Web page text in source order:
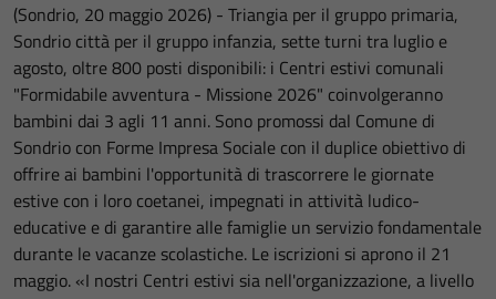
(Sondrio, 20 maggio 2026) - Triangia per il gruppo primaria,
Sondrio città per il gruppo infanzia, sette turni tra luglio e
agosto, oltre 800 posti disponibili: i Centri estivi comunali
"Formidabile avventura - Missione 2026" coinvolgeranno
bambini dai 3 agli 11 anni. Sono promossi dal Comune di
Sondrio con Forme Impresa Sociale con il duplice obiettivo di
offrire ai bambini l'opportunità di trascorrere le giornate
estive con i loro coetanei, impegnati in attività ludico-
educative e di garantire alle famiglie un servizio fondamentale
durante le vacanze scolastiche. Le iscrizioni si aprono il 21
maggio. «I nostri Centri estivi sia nell'organizzazione, a livello